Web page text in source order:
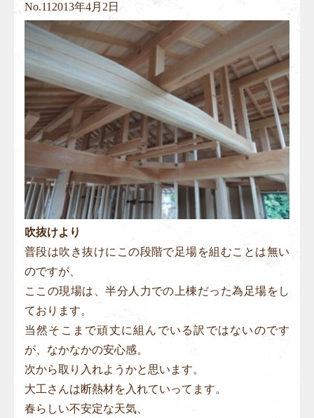
No.11 2013年4月2日
吹抜けより
普段は吹き抜けにこの段階で足場を組むことは無い
のですが、
ここの現場は、半分人力での上棟だった為足場をし
ております。
当然そこまで頑丈に組んでいる訳ではないのです
が、なかなかの安心感。
次から取り入れようかと思います。
大工さんは断熱材を入れていってます。
春らしい不安定な天気、